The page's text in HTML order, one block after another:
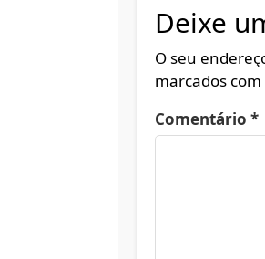
Deixe
O seu
marcados com
Comentário *